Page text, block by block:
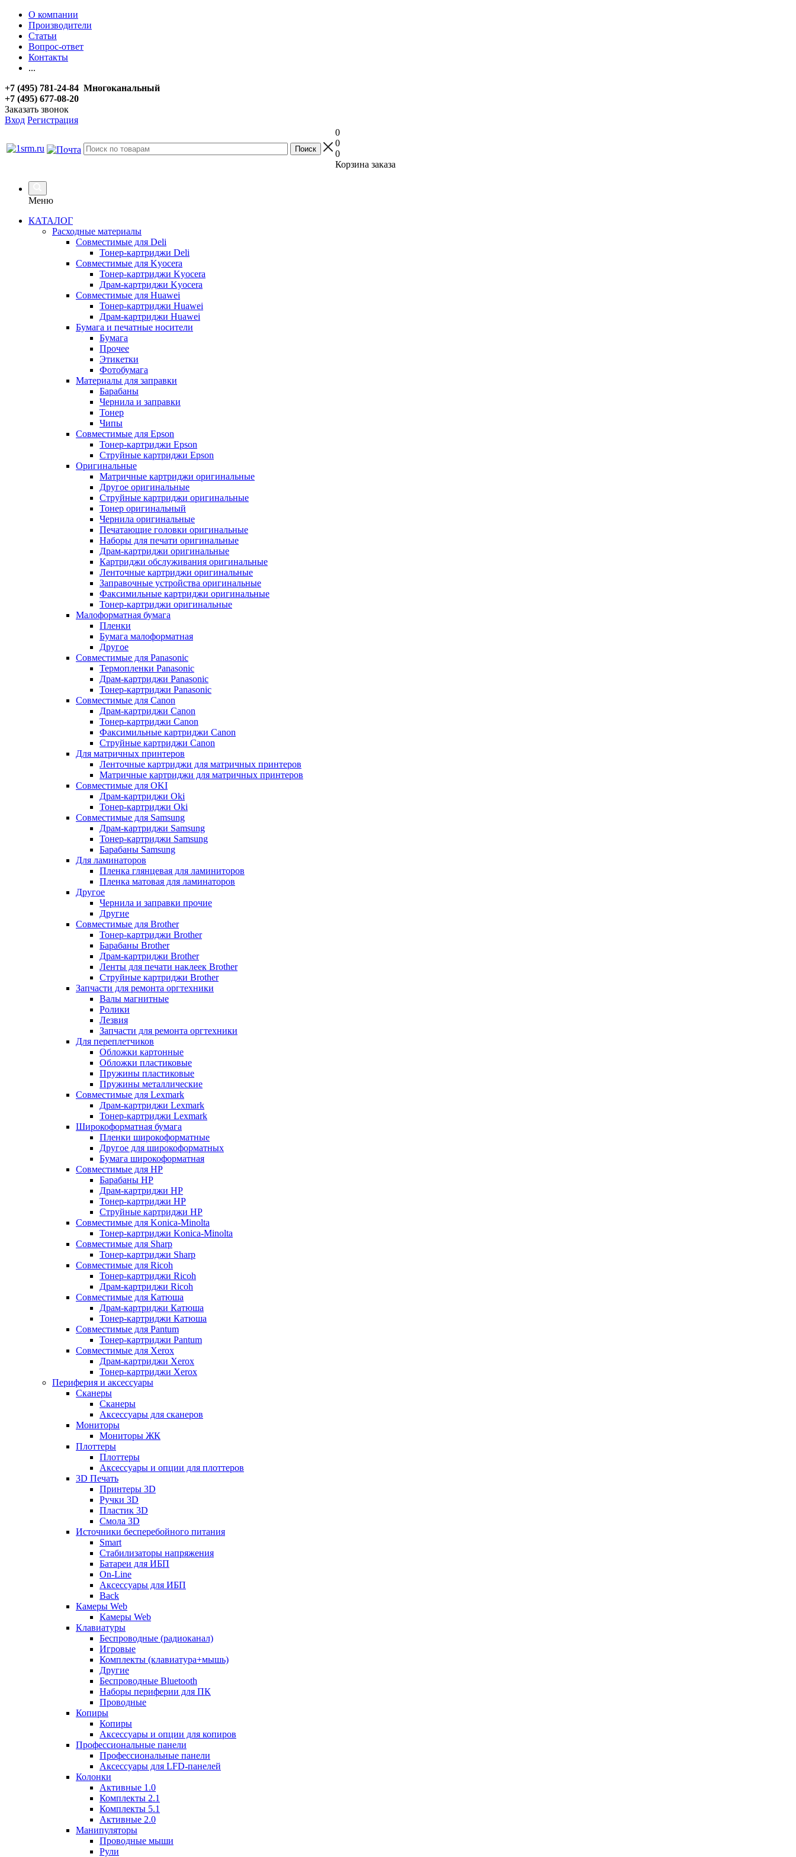
О компании
Производители
Статьи
Вопрос-ответ
Контакты
...
+7 (495) 781-24-84 Многоканальный
+7 (495) 677-08-20
Заказать звонок
Вход Регистрация
0
0
0
Корзина заказа
Меню
КАТАЛОГ
Расходные материалы
Совместимые для Deli
Тонер-картриджи Deli
Совместимые для Kyocera
Тонер-картриджи Kyocera
Драм-картриджи Kyocera
Совместимые для Huawei
Тонер-картриджи Huawei
Драм-картриджи Huawei
Бумага и печатные носители
Бумага
Прочее
Этикетки
Фотобумага
Материалы для заправки
Барабаны
Чернила и заправки
Тонер
Чипы
Совместимые для Epson
Тонер-картриджи Epson
Струйные картриджи Epson
Оригинальные
Матричные картриджи оригинальные
Другое оригинальные
Струйные картриджи оригинальные
Тонер оригинальный
Чернила оригинальные
Печатающие головки оригинальные
Наборы для печати оригинальные
Драм-картриджи оригинальные
Картриджи обслуживания оригинальные
Ленточные картриджи оригинальные
Заправочные устройства оригинальные
Факсимильные картриджи оригинальные
Тонер-картриджи оригинальные
Малоформатная бумага
Пленки
Бумага малоформатная
Другое
Совместимые для Panasonic
Термопленки Panasonic
Драм-картриджи Panasonic
Тонер-картриджи Panasonic
Совместимые для Canon
Драм-картриджи Canon
Тонер-картриджи Canon
Факсимильные картриджи Canon
Струйные картриджи Canon
Для матричных принтеров
Ленточные картриджи для матричных принтеров
Матричные картриджи для матричных принтеров
Совместимые для OKI
Драм-картриджи Oki
Тонер-картриджи Oki
Совместимые для Samsung
Драм-картриджи Samsung
Тонер-картриджи Samsung
Барабаны Samsung
Для ламинаторов
Пленка глянцевая для ламиниторов
Пленка матовая для ламинаторов
Другое
Чернила и заправки прочие
Другие
Совместимые для Brother
Тонер-картриджи Brother
Барабаны Brother
Драм-картриджи Brother
Ленты для печати наклеек Brother
Струйные картриджи Brother
Запчасти для ремонта оргтехники
Валы магнитные
Ролики
Лезвия
Запчасти для ремонта оргтехники
Для переплетчиков
Обложки картонные
Обложки пластиковые
Пружины пластиковые
Пружины металлические
Совместимые для Lexmark
Драм-картриджи Lexmark
Тонер-картриджи Lexmark
Широкоформатная бумага
Пленки широкоформатные
Другое для широкоформатных
Бумага широкоформатная
Совместимые для HP
Барабаны HP
Драм-картриджи HP
Тонер-картриджи HP
Струйные картриджи HP
Совместимые для Konica-Minolta
Тонер-картриджи Konica-Minolta
Совместимые для Sharp
Тонер-картриджи Sharp
Совместимые для Ricoh
Тонер-картриджи Ricoh
Драм-картриджи Ricoh
Совместимые для Катюша
Драм-картриджи Катюша
Тонер-картриджи Катюша
Совместимые для Pantum
Тонер-картриджи Pantum
Совместимые для Xerox
Драм-картриджи Xerox
Тонер-картриджи Xerox
Периферия и аксессуары
Сканеры
Сканеры
Аксессуары для сканеров
Мониторы
Мониторы ЖК
Плоттеры
Плоттеры
Аксессуары и опции для плоттеров
3D Печать
Принтеры 3D
Ручки 3D
Пластик 3D
Смола 3D
Источники бесперебойного питания
Smart
Стабилизаторы напряжения
Батареи для ИБП
On-Line
Аксессуары для ИБП
Back
Камеры Web
Камеры Web
Клавиатуры
Беспроводные (радиоканал)
Игровые
Комплекты (клавиатура+мышь)
Другие
Беспроводные Bluetooth
Наборы периферии для ПК
Проводные
Копиры
Копиры
Аксессуары и опции для копиров
Профессиональные панели
Профессиональные панели
Аксессуары для LFD-панелей
Колонки
Активные 1.0
Комплекты 2.1
Комплекты 5.1
Активные 2.0
Манипуляторы
Проводные мыши
Рули